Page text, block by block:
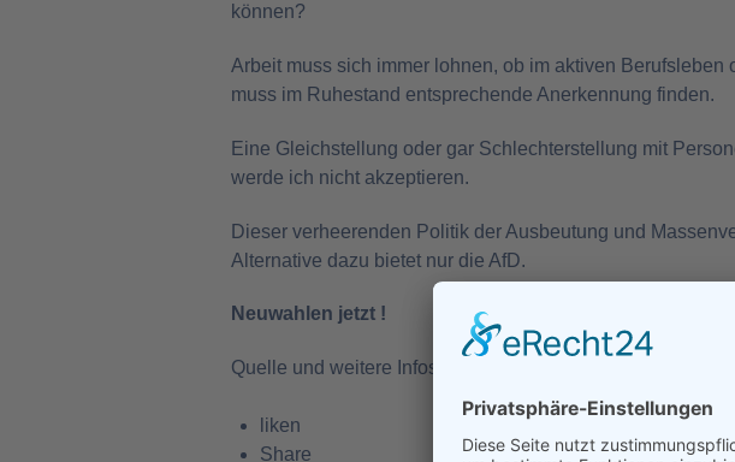
können?
Arbeit muss sich immer lohnen, ob im aktiven
muss im Ruhestand entsprechende Anerkennung finden.
Eine Gleichstellung oder gar Schlechterstellung mit
werde ich nicht akzeptieren.
Dieser verheerenden Politik der Ausbeutung und
Alternative dazu bietet nur die AfD.
Neuwahlen jetzt !
Quelle und weitere Infos:
liken
Share